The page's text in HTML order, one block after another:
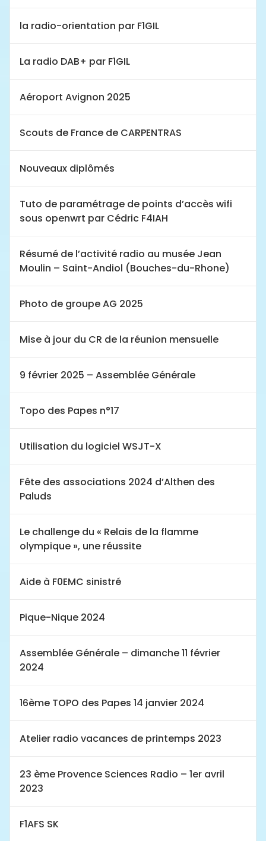
la radio-orientation par F1GIL
La radio DAB+ par F1GIL
Aéroport Avignon 2025
Scouts de France de CARPENTRAS
Nouveaux diplômés
Tuto de paramétrage de points d’accès wifi
sous openwrt par Cédric F4IAH
Résumé de l’activité radio au musée Jean
Moulin – Saint-Andiol (Bouches-du-Rhone)
Photo de groupe AG 2025
Mise à jour du CR de la réunion mensuelle
9 février 2025 – Assemblée Générale
Topo des Papes n°17
Utilisation du logiciel WSJT-X
Fête des associations 2024 d’Althen des
Paluds
Le challenge du « Relais de la flamme
olympique », une réussite
Aide à F0EMC sinistré
Pique-Nique 2024
Assemblée Générale – dimanche 11 février
2024
16ème TOPO des Papes 14 janvier 2024
Atelier radio vacances de printemps 2023
23 ème Provence Sciences Radio – 1er avril
2023
F1AFS SK